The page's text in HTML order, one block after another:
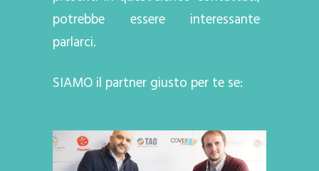
potrebbe essere interessante
parlarci.
SIAMO il partner giusto per te se: